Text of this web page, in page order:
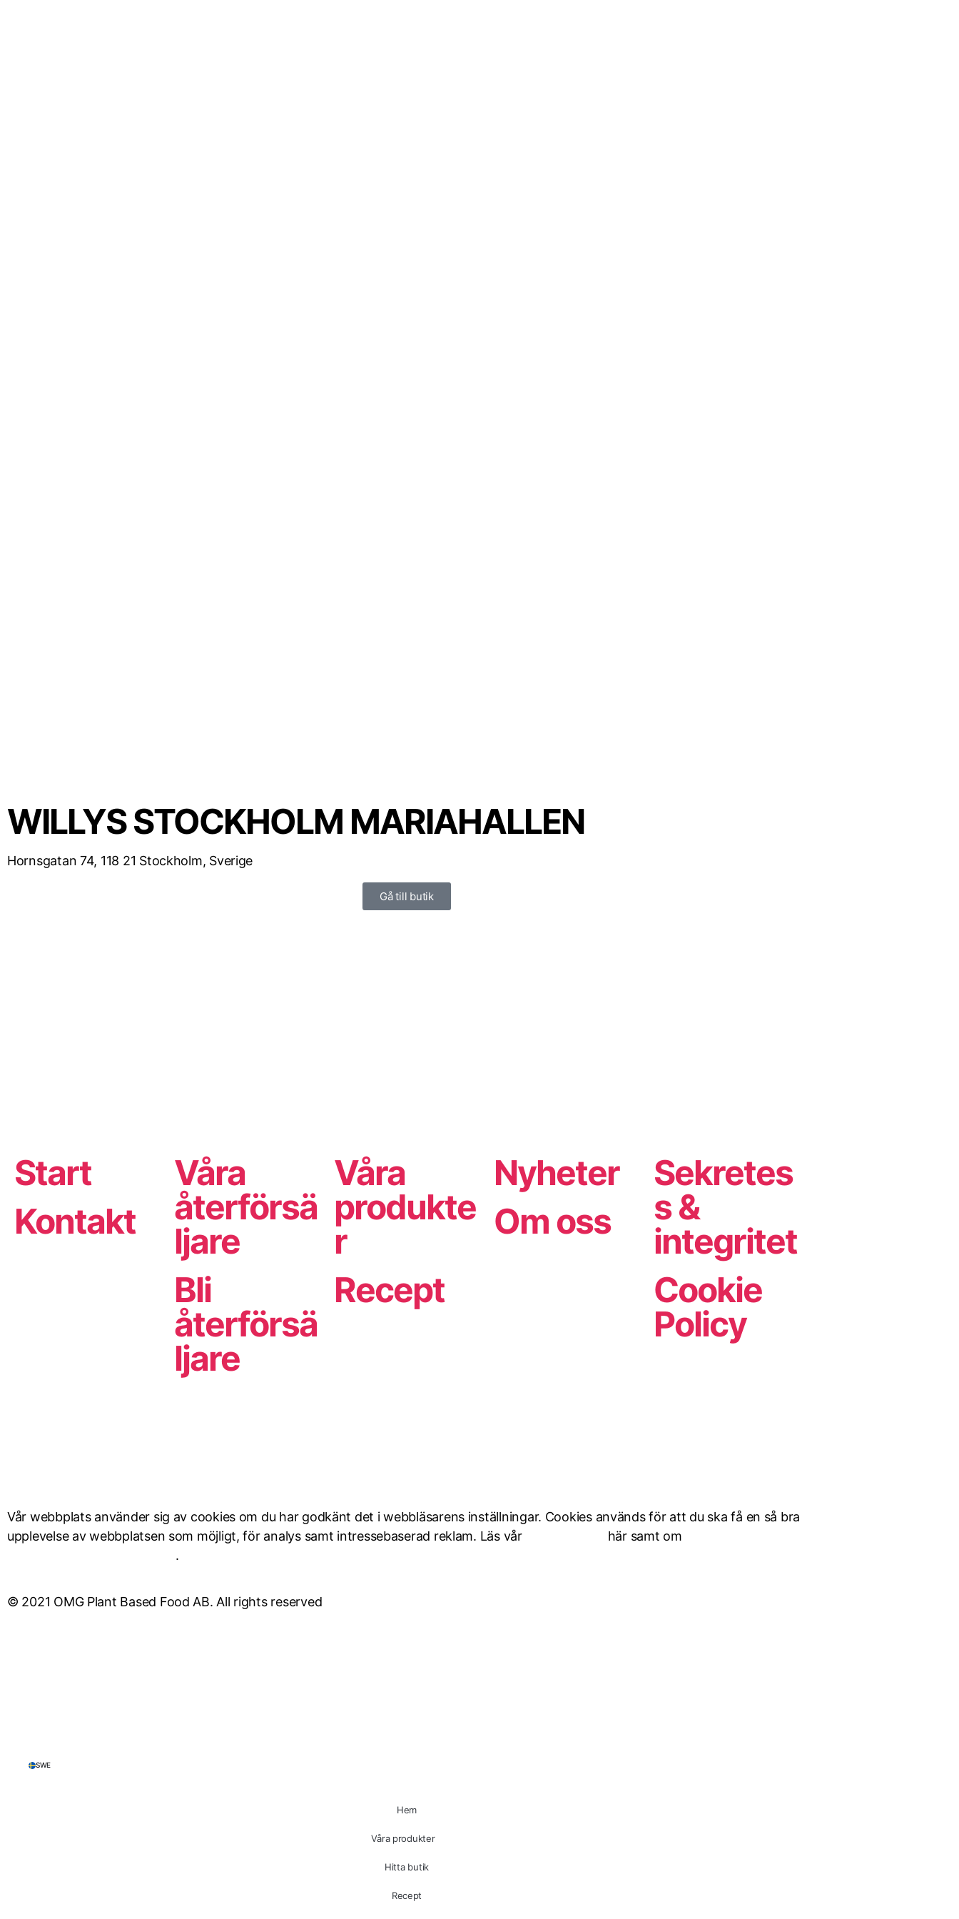
WILLYS STOCKHOLM MARIAHALLEN
Hornsgatan 74, 118 21 Stockholm, Sverige
Gå till butik
Start
Kontakt
Våra
återförsä
ljare
Bli
återförsä
ljare
Våra
produkte
r
Recept
Nyheter
Om oss
Sekretes
s &
integritet
Cookie
Policy
Vår webbplats använder sig av cookies om du har godkänt det i webbläsarens inställningar. Cookies används för att du ska få en så bra
upplevelse av webbplatsen som möjligt, för analys samt intressebaserad reklam. Läs vår
här samt om
.
© 2021 OMG Plant Based Food AB. All rights reserved
SWE
Hem
Våra produkter
Hitta butik
Recept